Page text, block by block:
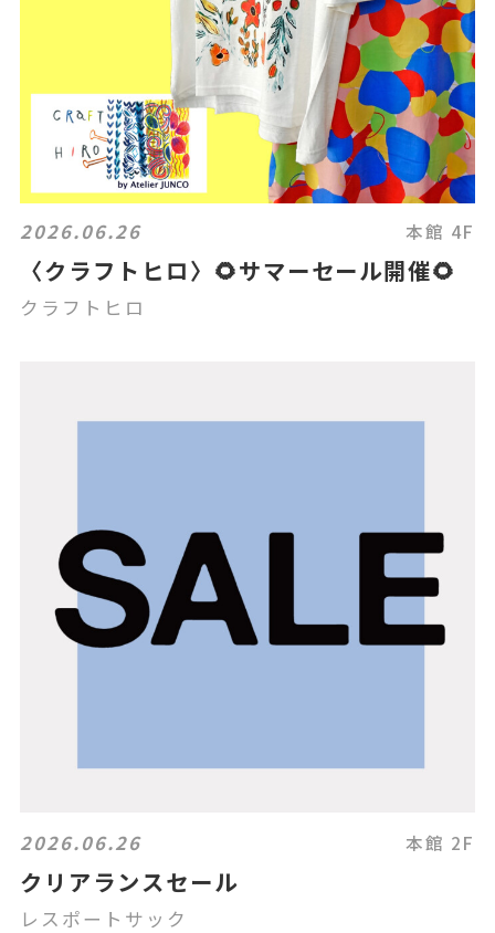
2026.06.26 本館 4F
〈クラフトヒロ〉🌻サマーセール開催🌻
クラフトヒロ
2026.06.26 本館 2F
クリアランスセール
レスポートサック